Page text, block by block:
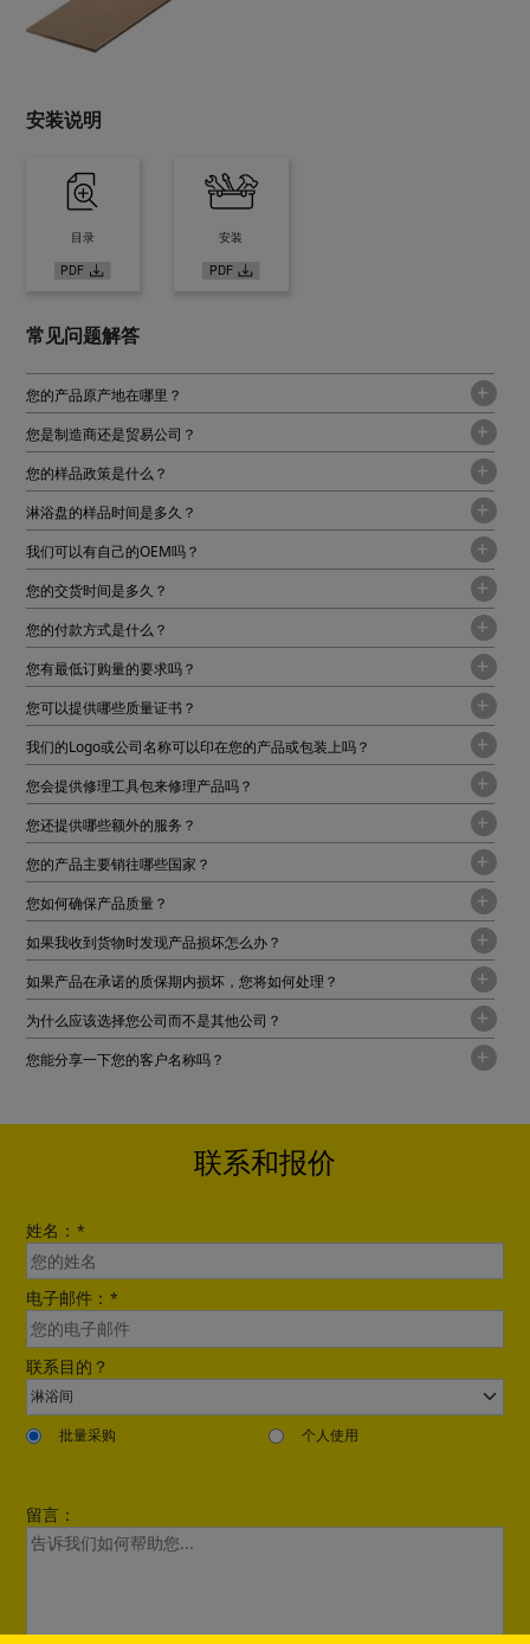
安装说明
目录 安装
常见问题解答
您的产品原产地在哪里？
您是制造商还是贸易公司？
您的样品政策是什么？
淋浴盘的样品时间是多久？
我们可以有自己的OEM吗？
您的交货时间是多久？
您的付款方式是什么？
您有最低订购量的要求吗？
您可以提供哪些质量证书？
我们的Logo或公司名称可以印在您的产品或包装上吗？
您会提供修理工具包来修理产品吗？
您还提供哪些额外的服务？
您的产品主要销往哪些国家？
您如何确保产品质量？
如果我收到货物时发现产品损坏怎么办？
如果产品在承诺的质保期内损坏，您将如何处理？
为什么应该选择您公司而不是其他公司？
您能分享一下您的客户名称吗？
联系和报价
姓名： *
电子邮件： *
联系目的？
批量采购 个人使用
留言：